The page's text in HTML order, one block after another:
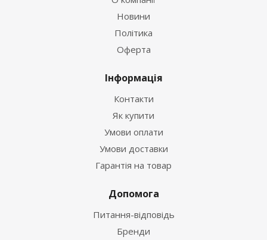
Новини
Політика
Оферта
Інформація
Контакти
Як купити
Умови оплати
Умови доставки
Гарантія на товар
Допомога
Питання-відповідь
Бренди